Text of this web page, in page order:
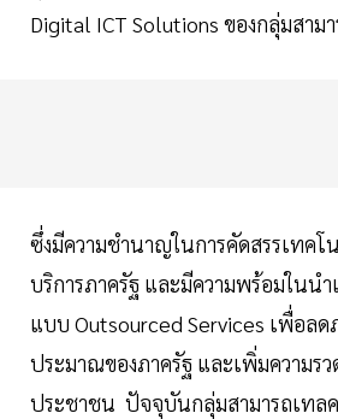
Digital ICT Solutions ของกลุ่มสาม
ซึ่งมีความชำนาญในการคัดสรรเทคโ
บริการภาครัฐ และมีความพร้อมในน
แบบ Outsourced Services เพื่อลด
ประมาณของภาครัฐ และเพิ่มความรว
ประชาชน ปัจจุบันกลุ่มสามารถเทล